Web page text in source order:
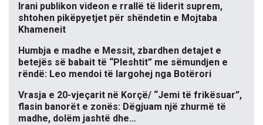
Irani publikon videon e rrallë të liderit suprem,
shtohen pikëpyetjet për shëndetin e Mojtaba
Khameneit
Humbja e madhe e Messit, zbardhen detajet e
betejës së babait të “Pleshtit” me sëmundjen e
rëndë: Leo mendoi të largohej nga Botërori
Vrasja e 20-vjeçarit në Korçë/ “Jemi të frikësuar”,
flasin banorët e zonës: Dëgjuam një zhurmë të
madhe, dolëm jashtë dhe…